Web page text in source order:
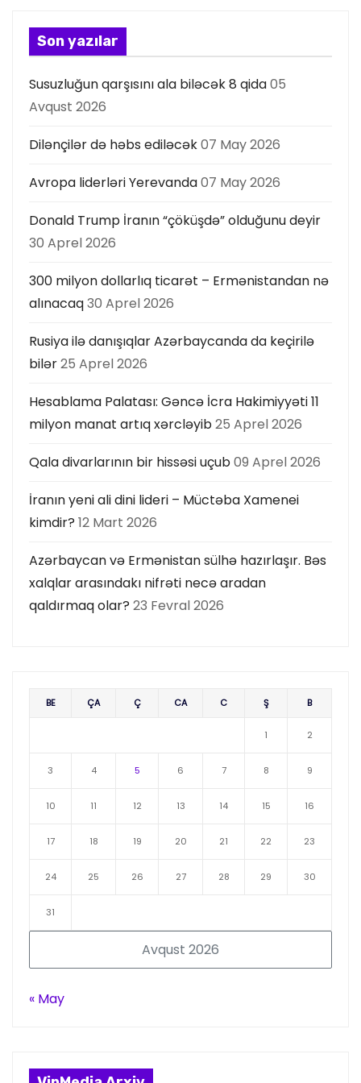
s
ı
Son yazılar
Susuzluğun qarşısını ala biləcək 8 qida05
Avqust 2026
Dilənçilər də həbs ediləcək07 May 2026
Avropa liderləri Yerevanda07 May 2026
Donald Trump İranın “çöküşdə” olduğunu deyir
30 Aprel 2026
300 milyon dollarlıq ticarət – Ermənistandan nə
alınacaq30 Aprel 2026
Rusiya ilə danışıqlar Azərbaycanda da keçirilə
bilər25 Aprel 2026
Hesablama Palatası: Gəncə İcra Hakimiyyəti 11
milyon manat artıq xərcləyib25 Aprel 2026
Qala divarlarının bir hissəsi uçub09 Aprel 2026
İranın yeni ali dini lideri – Müctəba Xamenei
kimdir? 12 Mart 2026
Azərbaycan və Ermənistan sülhə hazırlaşır. Bəs
xalqlar arasındakı nifrəti necə aradan
qaldırmaq olar? 23 Fevral 2026
Avqust 2026
BE ÇA Ç CA C Ş B
1 2
3 4 5 6 7 8 9
10 11 12 13 14 15 16
17 18 19 20 21 22 23
24 25 26 27 28 29 30
31
« May